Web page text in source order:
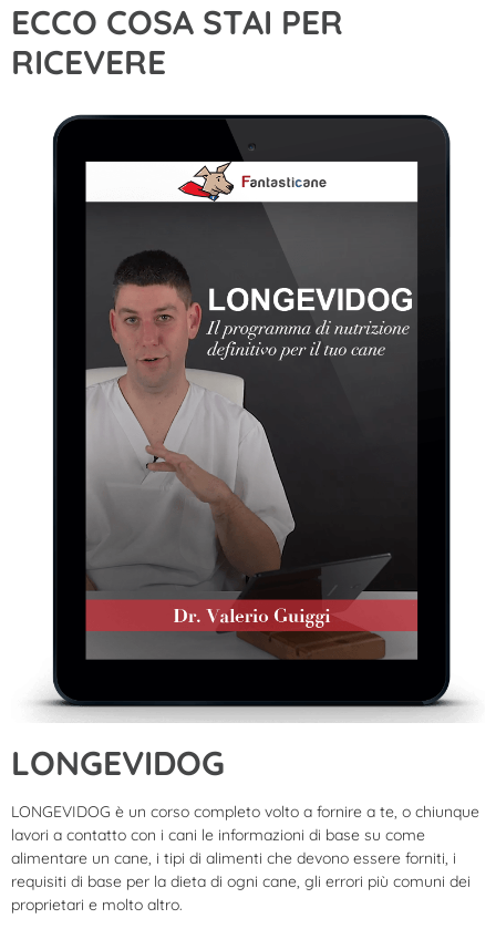
ECCO COSA STAI PER
RICEVERE
LONGEVIDOG
LONGEVIDOG è un corso completo volto a fornire a te, o chiunque
lavori a contatto con i cani le informazioni di base su come
alimentare un cane, i tipi di alimenti che devono essere forniti, i
requisiti di base per la dieta di ogni cane, gli errori più comuni dei
proprietari e molto altro.